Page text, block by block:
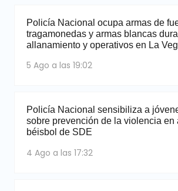
Policía Nacional ocupa armas de
tragamonedas y armas blancas
allanamiento y operativos en La
5 Ago a las 19:02
Policía Nacional sensibiliza a
sobre prevención de la violencia en
béisbol de SDE
4 Ago a las 17:32